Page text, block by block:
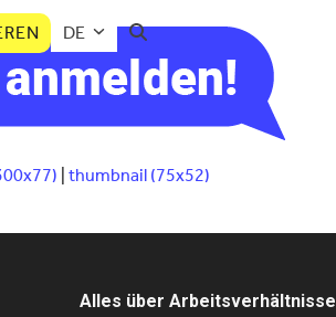
DE
thumbnail (75x52)
Alles über Arbeitsverhältnisse